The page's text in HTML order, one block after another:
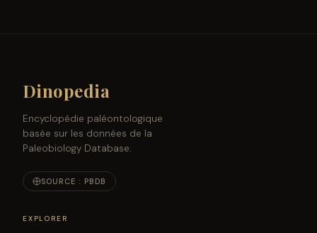
Dinopedia
Encyclopédie paléontologique
basée sur les données de la
Paleobiology Database.
SOURCE : PBDB
EXPLORER